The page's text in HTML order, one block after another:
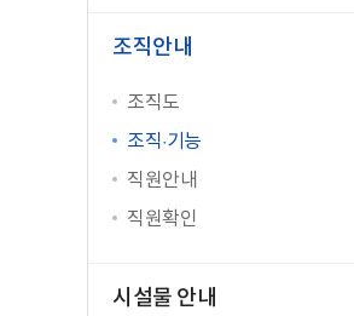
조직안내
조직도
조직·기능
직원안내
직원확인
시설물 안내